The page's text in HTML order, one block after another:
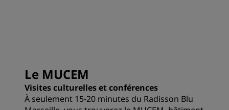
Le MUCEM
Visites culturelles et conférences
À seulement 15-20 minutes du Radisson Blu